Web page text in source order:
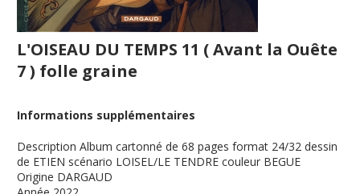
L'OISEAU DU TEMPS 11 ( Avant la Ouête
7 ) folle graine
Informations supplémentaires
Description Album cartonné de 68 pages format 24/32 dessin
de ETIEN scénario LOISEL/LE TENDRE couleur BEGUE
Origine DARGAUD